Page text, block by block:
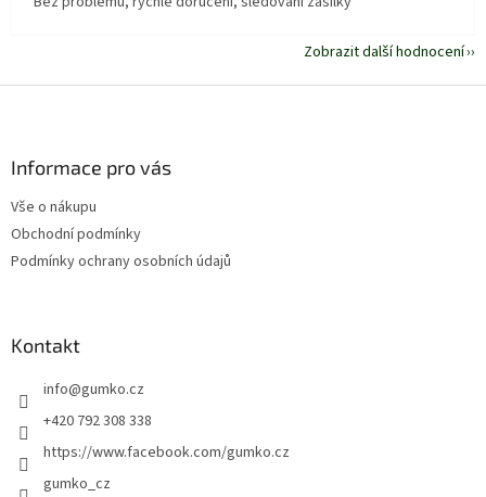
Zobrazit další hodnocení
Informace pro vás
Vše o nákupu
Obchodní podmínky
Podmínky ochrany osobních údajů
Kontakt
info@gumko.cz
+420 792 308 338
https://www.facebook.com/gumko.cz
gumko_cz